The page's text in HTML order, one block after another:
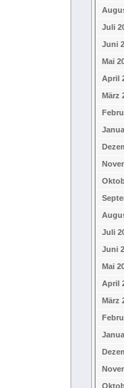
Juli
Juni
Mai
April
März
Juli
Juni
Mai
April
März